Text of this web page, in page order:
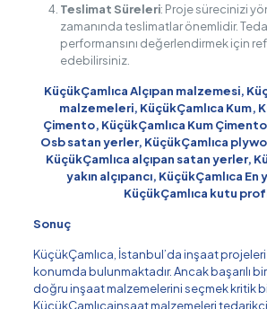
Teslimat Süreleri: Proje sürecinizi
zamanında teslimatlar önemlidir.
performansını değerlendirmek için
edebilirsiniz.
KüçükÇamlıca Alçıpan malzemesi,
malzemeleri, KüçükÇamlıca Kum,
Çimento, KüçükÇamlıca Kum
Osb satan yerler, KüçükÇamlıca
KüçükÇamlıca alçıpan satan yerler,
yakın alçıpancı, KüçükÇamlıca En
KüçükÇamlıca kutu
Sonuç
KüçükÇamlıca, İstanbul’da inşaat
konumda bulunmaktadır. Ancak başarılı
doğru inşaat malzemelerini seçmek kritik
KüçükÇamlıcainşaat malzemeleri